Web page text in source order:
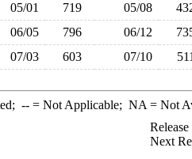
05/01 719 05/08
06/05 796 06/12
07/03 603 07/10
--= Not Applicable; NA = Not
Next